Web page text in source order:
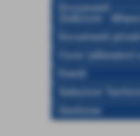
Documenti
(Indizioni -
Documenti privati
Corsi (allenatori-
Eventi
Selezioni
Gestione